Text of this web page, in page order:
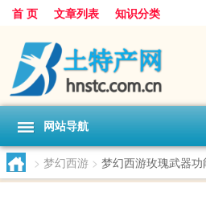
首 页 文章列表 知识分类
网站导航
> 梦幻西游 > 梦幻西游玫瑰武器功